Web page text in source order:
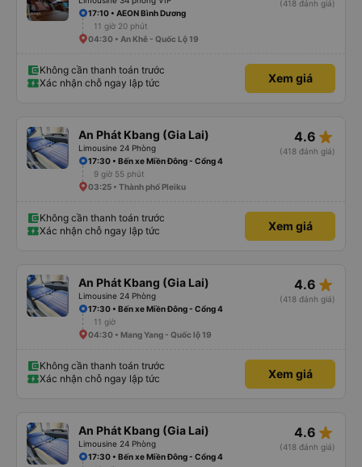
(418 đánh giá)
17:10 • AEON Bình Dương
11 giờ 20 phút
04:30 • An Khê - Quốc Lộ 19
Không cần thanh toán trước
Xác nhận chỗ ngay lập tức
Xem giá
An Phát Kbang (Gia Lai)
Limousine 24 Phòng
4.6 star_rate
(418 đánh giá)
17:30 • Bến xe Miền Đông - Cổng 4
9 giờ 55 phút
03:25 • Thành phố Pleiku
Không cần thanh toán trước
Xác nhận chỗ ngay lập tức
Xem giá
An Phát Kbang (Gia Lai)
Limousine 24 Phòng
4.6 star_rate
(418 đánh giá)
17:30 • Bến xe Miền Đông - Cổng 4
11 giờ
04:30 • Mang Yang - Quốc lộ 19
Không cần thanh toán trước
Xác nhận chỗ ngay lập tức
Xem giá
An Phát Kbang (Gia Lai)
Limousine 24 Phòng
4.6 star_rate
(418 đánh giá)
17:30 • Bến xe Miền Đông - Cổng 4